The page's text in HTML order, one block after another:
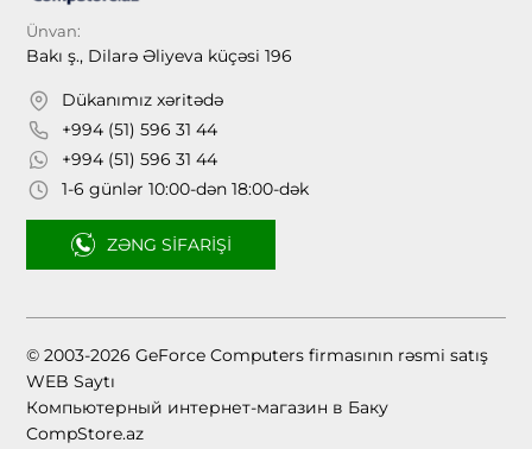
Ünvan:
Bakı ş., Dilarə Əliyeva küçəsi 196
Dükanımız xəritədə
+994 (51) 596 31 44
+994 (51) 596 31 44
1-6 günlər 10:00-dən 18:00-dək
ZƏNG SIFARIŞI
© 2003-2026 GeForce Computers firmasının rəsmi satış
WEB Saytı
Компьютерный интернет-магазин в Баку
CompStore.az